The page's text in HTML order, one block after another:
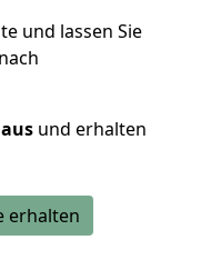
und lassen Sie
und erhalten
erhalten